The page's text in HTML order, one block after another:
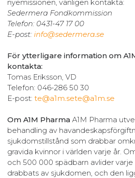
nyemissionen, vänligen kontakta:
Sedermera Fondkommission
Telefon: 0431-47 17 00
E-post: info@sedermera.se
För ytterligare information om
kontakta:
Tomas Eriksson, VD
Telefon: 046-286 50 30
E-post: te@a1m.sete@a1m.se
Om A1M Pharma A1M Pharma
behandling av
sjukdomstillstånd som drabbar
gravida kvinnor i världen varje år.
och 500 000 spädbarn avlider
drabbats av sjukdomen, och den